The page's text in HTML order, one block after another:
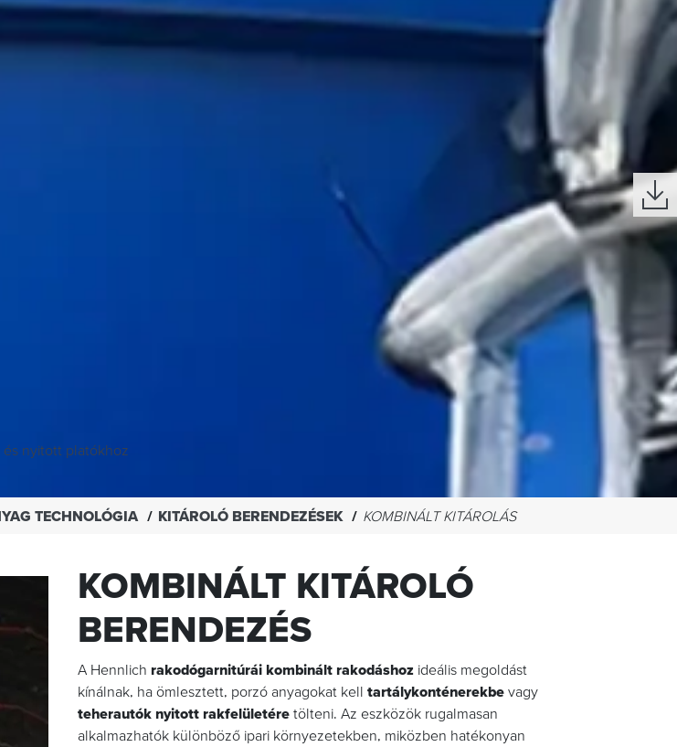
nyitott platókhoz
TECHNOLÓGIA KITÁROLÓ BERENDEZÉSEK KOMBINÁLT KITÁROLÁS
KOMBINÁLT KITÁROLÓ
BERENDEZÉS
A Hennlich rakodógarnitúrái kombinált rakodáshoz ideális megoldást
kínálnak, ha ömlesztett, porzó anyagokat kell tartálykonténerekbe vagy
teherautók nyitott rakfelületére tölteni. Az eszközök rugalmasan
alkalmazhatók különböző ipari környezetekben, miközben hatékonyan